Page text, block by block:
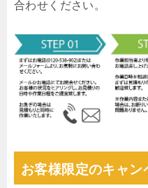
合わせください。
お客様限定のキャン